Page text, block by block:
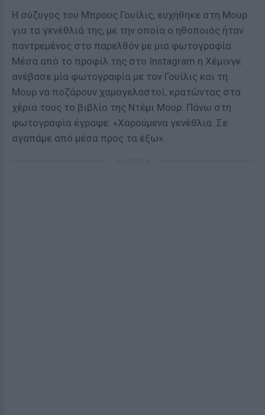
Η σύζυγος του Μπρους Γουίλις, ευχήθηκε στη Μουρ
για τα γενέθλιά της, με την οποία ο ηθοποιός ήταν
παντρεμένος στο παρελθόν με μια φωτογραφία.
Μέσα από το προφίλ της στο Instagram η Χέμινγκ
ανέβασε μία φωτογραφία με τον Γουίλις και τη
Μουρ να ποζάρουν χαμογελαστοί, κρατώντας στα
χέρια τους το βιβλίο της Ντέμι Μουρ. Πάνω στη
φωτογραφία έγραψε: «Χαρούμενα γενέθλια. Σε
αγαπάμε από μέσα προς τα έξω».